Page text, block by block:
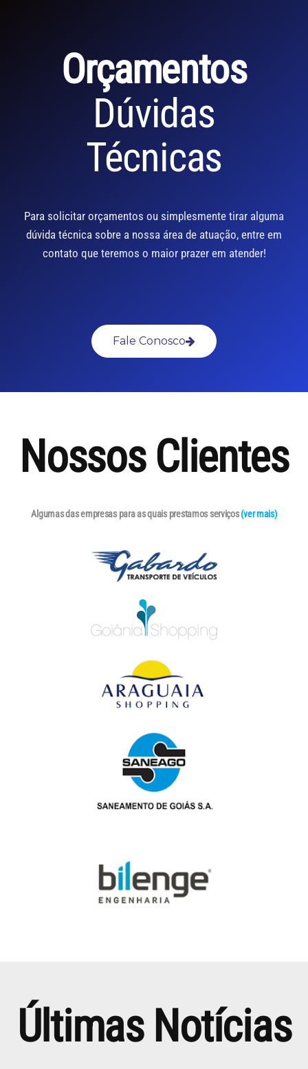
Orçamentos
Dúvidas
Técnicas
Para solicitar orçamentos ou simplesmente tirar alguma
dúvida técnica sobre a nossa área de atuação, entre em
contato que teremos o maior prazer em atender!
Fale Conosco
Nossos Clientes
Algumas das empresas para as quais prestamos serviços(ver mais)
Últimas Notícias